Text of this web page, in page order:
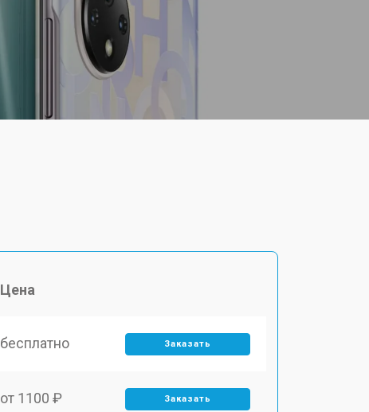
Цена
бесплатно Заказать
от 1100 ₽ Заказать